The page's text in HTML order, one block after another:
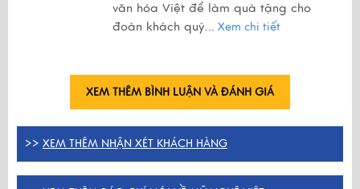
văn hóa Việt để làm quà tặng cho
đoàn khách quý... Xem chi tiết
XEM THÊM BÌNH LUẬN VÀ ĐÁNH GIÁ
>> XEM THÊM NHẬN XÉT KHÁCH HÀNG